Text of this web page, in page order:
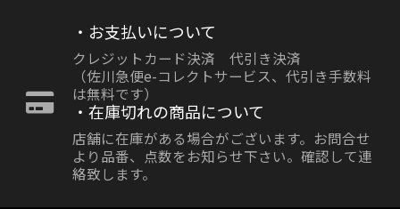
・お支払いについて
クレジットカード決済 代引き決済
（佐川急便e-コレクトサービス、代引き手数料
は無料です）
・在庫切れの商品について
店舗に在庫がある場合がございます。お問合せ
より品番、点数をお知らせ下さい。確認して連
絡致します。